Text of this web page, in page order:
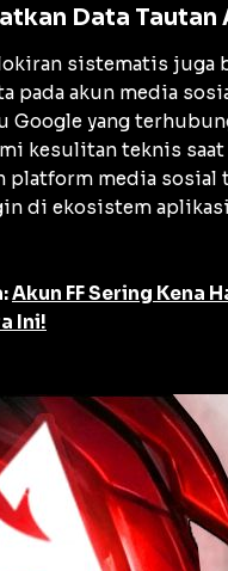
Data Tautan
sistematis juga
pada akun media
Google yang
kesulitan teknis
platform media
di ekosistem
Akun FF Sering Kena
Ini!